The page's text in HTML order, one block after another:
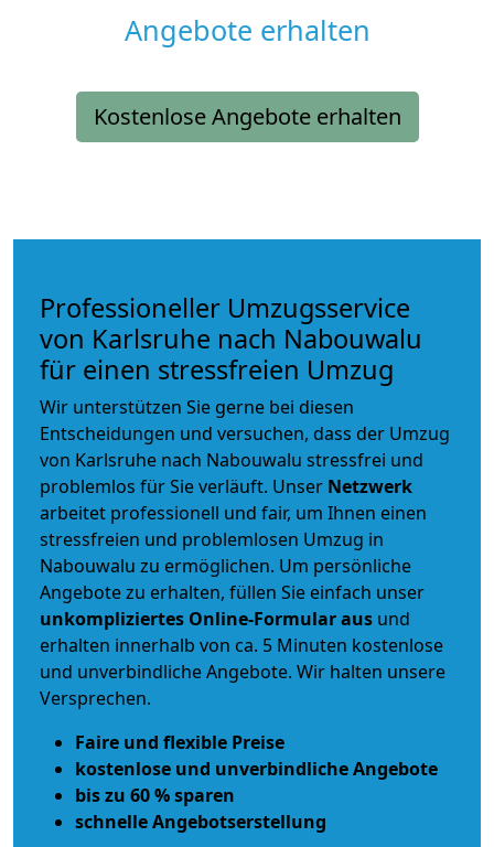
Angebote erhalten
Kostenlose Angebote erhalten
Professioneller Umzugsservice
von Karlsruhe nach Nabouwalu
für einen stressfreien Umzug
Wir unterstützen Sie gerne bei diesen
Entscheidungen und versuchen, dass der Umzug
von Karlsruhe nach Nabouwalu stressfrei und
problemlos für Sie verläuft. Unser Netzwerk
arbeitet professionell und fair, um Ihnen einen
stressfreien und problemlosen Umzug in
Nabouwalu zu ermöglichen. Um persönliche
Angebote zu erhalten, füllen Sie einfach unser
unkompliziertes Online-Formular aus und
erhalten innerhalb von ca. 5 Minuten kostenlose
und unverbindliche Angebote. Wir halten unsere
Versprechen.
Faire und flexible Preise
kostenlose und unverbindliche Angebote
bis zu 60 % sparen
schnelle Angebotserstellung